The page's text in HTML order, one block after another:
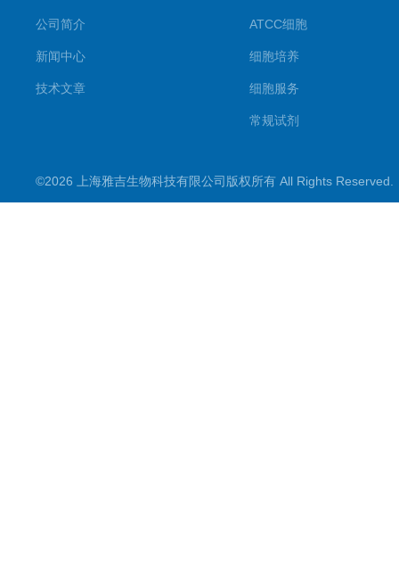
公司简介
新闻中心
技术文章
ATCC细胞
细胞培养
细胞服务
常规试剂
PCR试剂盒
©2026 上海雅吉生物科技有限公司版权所有 All Rights